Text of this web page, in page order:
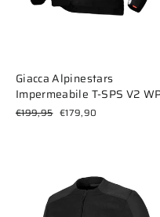
Giacca Alpinestars
Impermeabile T-SPS V2
Prezzo
€199,95 Prezzo
€179,90